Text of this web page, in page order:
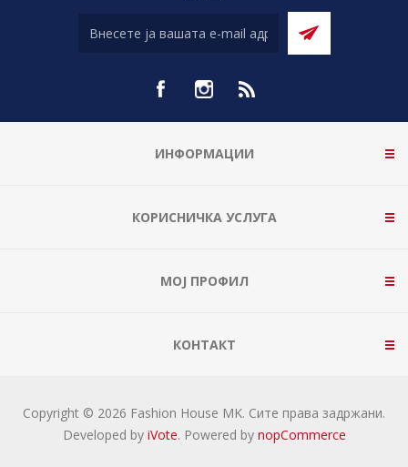
ИНФОРМАЦИИ
КОРИСНИЧКА УСЛУГА
МОЈ ПРОФИЛ
КОНТАКТ
Copyright © 2026 Fashion House MK. Сите права задржани.
Developed by iVote. Powered by nopCommerce